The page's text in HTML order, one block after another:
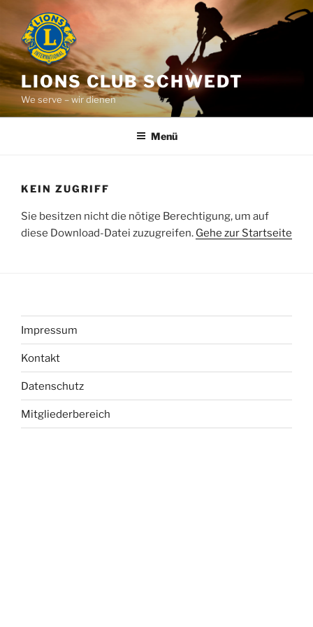
springen
LIONS CLUB SCHWEDT
We serve – wir dienen
Menü
KEIN ZUGRIFF
Sie besitzen nicht die nötige Berechtigung, um auf
diese Download-Datei zuzugreifen. Gehe zur Startseite
Impressum
Kontakt
Datenschutz
Mitgliederbereich